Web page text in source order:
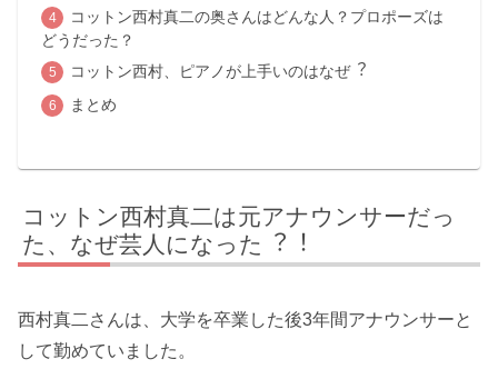
コットン⻄村真⼆の奥さんはどんな人？プロポーズは
どうだった？
コットン⻄村、ピアノが上⼿いのはなぜ︖
まとめ
コットン⻄村真⼆は元アナウンサーだっ
た、なぜ芸⼈になった︖︕
西村真二さんは、大学を卒業した後3年間アナウンサーと
して勤めていました。